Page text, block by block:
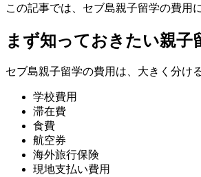
この記事では、セブ島親子留学の費用
まず知っておきたい親子
セブ島親子留学の費用は、大きく分け
学校費用
滞在費
食費
航空券
海外旅行保険
現地支払い費用